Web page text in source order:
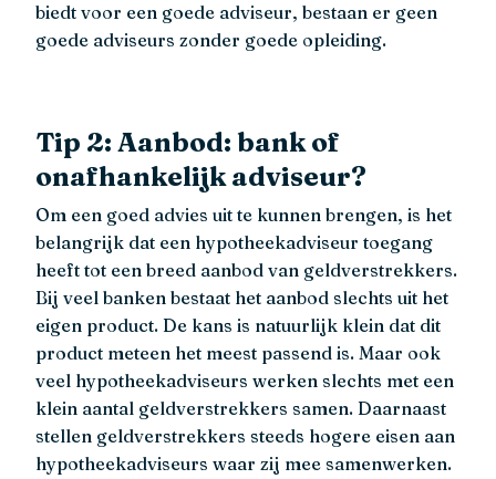
biedt voor een goede adviseur, bestaan er geen
goede adviseurs zonder goede opleiding.
Tip 2: Aanbod: bank of
onafhankelijk adviseur?
Om een goed advies uit te kunnen brengen, is het
belangrijk dat een hypotheekadviseur toegang
heeft tot een breed aanbod van geldverstrekkers.
Bij veel banken bestaat het aanbod slechts uit het
eigen product. De kans is natuurlijk klein dat dit
product meteen het meest passend is. Maar ook
veel hypotheekadviseurs werken slechts met een
klein aantal geldverstrekkers samen. Daarnaast
stellen geldverstrekkers steeds hogere eisen aan
hypotheekadviseurs waar zij mee samenwerken.